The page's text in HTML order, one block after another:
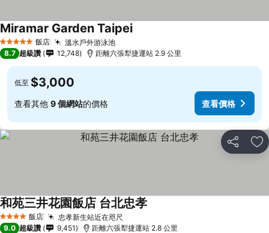
5 星級 飯店 溫水戶外游泳池查看價格
Miramar Garden Taipei查看價格
8.7 超級讚 12,748 距離六張犁捷運站 2.9 公里
低至 $3,000
查看其他 9 個網站的價格 查看價格
分享 加
4 星級 飯店 忠孝新生站近在咫尺查看價格
和苑三井花園飯店 台北忠孝查看價格
9.0 超級讚 9,451 距離六張犁捷運站 2.8 公里